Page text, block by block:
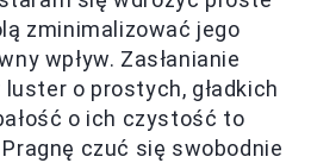
zminimalizować jego
wpływ. Zasłanianie
luster o prostych, gładkich
o ich czystość to
czuć się swobodnie